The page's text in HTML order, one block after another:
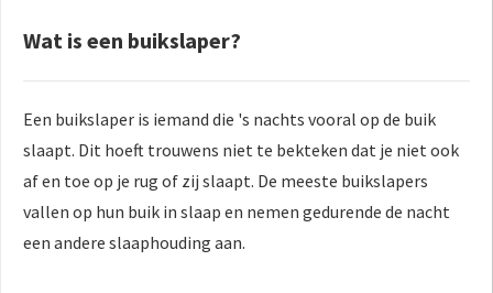
Wat is een buikslaper?
Een buikslaper is iemand die 's nachts vooral op de buik
slaapt. Dit hoeft trouwens niet te bekteken dat je niet ook
af en toe op je rug of zij slaapt. De meeste buikslapers
vallen op hun buik in slaap en nemen gedurende de nacht
een andere slaaphouding aan.